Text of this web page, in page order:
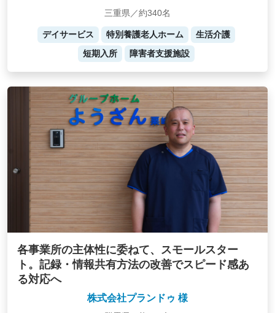
三重県／約340名
デイサービス 特別養護老人ホーム
生活介護
短期入所
障害者支援施設
各事業所の主体性に委ねて、スモールスター
ト。記録・情報共有方法の改善でスピード感あ
る対応へ
株式会社プランドゥ 様